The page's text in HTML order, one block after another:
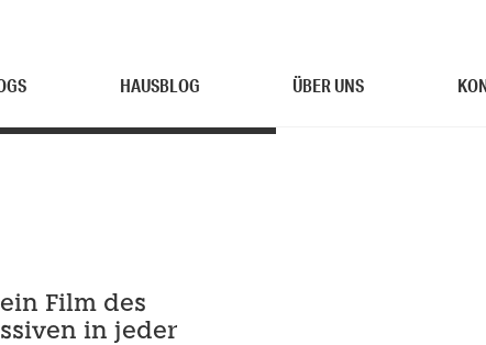
HAUSBLOG ÜBER UNS
ein Film des
in jeder